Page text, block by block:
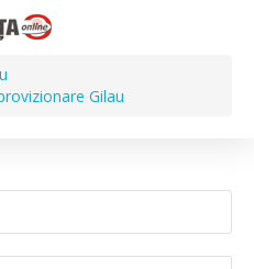
Gilau